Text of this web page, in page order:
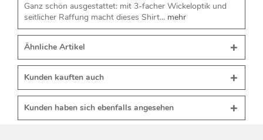
Ganz schön ausgestattet: mit 3-facher Wickeloptik und
seitlicher Raffung macht dieses Shirt... mehr
Ähnliche Artikel
Kunden kauften auch
Kunden haben sich ebenfalls angesehen